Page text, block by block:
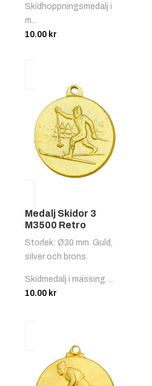
Skidhoppningsmedalj i
m...
10.00 kr
Medalj Skidor 3
M3500 Retro
Storlek: Ø30 mm. Guld,
silver och brons.
Skidmedalj i mässing. ...
10.00 kr